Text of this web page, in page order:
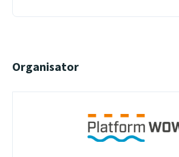
Organisator